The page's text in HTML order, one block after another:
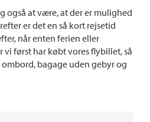
også at være, at der er mulighed
er det en så kort rejsetid
når enten ferien eller
først har købt vores flybillet, så
bagage uden gebyr og